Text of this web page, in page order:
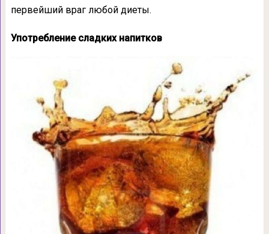
первейший враг любой диеты.
Употребление сладких напитков